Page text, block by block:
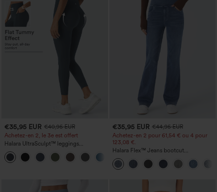
€35,95 EUR €40,95 EUR
Achetez-en 2, le 3e est offert
Halara UltraSculpt™ leggings
d'entraînement taille haute — fronces
liftantes pour le fessier, maintien gainant
du ventre et poche
€35,95 EUR €44,95 EUR
Achetez-en 2 pour 61,54 € ou 4 pour
123,08 €.
Halara Flex™ Jeans bootcut
décontractés taille haute, effet délavé,
avec poches